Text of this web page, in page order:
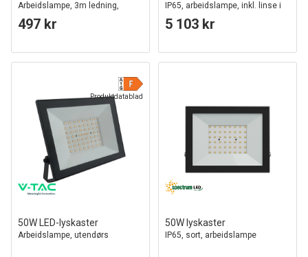
Arbeidslampe, 3m ledning,
Schuko plugg, IP65 utendørs
497 kr
IP65, arbeidslampe, inkl. linse i
eget design
5 103 kr
Produktdatablad
50W LED-lyskaster
Arbeidslampe, utendørs
50W lyskaster
IP65, sort, arbeidslampe